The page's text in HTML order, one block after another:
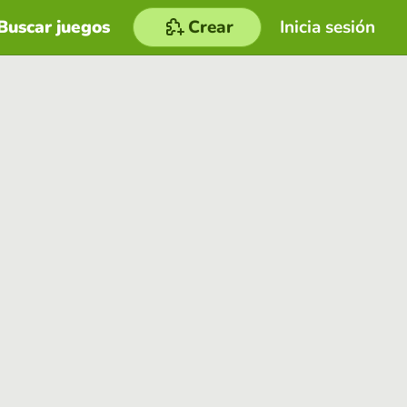
Inicia sesión
juegos Crear